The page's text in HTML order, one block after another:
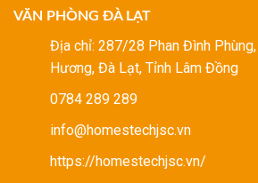
VĂN PHÒNG ĐÀ LẠT
Địa chỉ: 287/28 Phan Đình
Hương, Đà Lạt, Tỉnh Lâm Đồng
0784 289 289
info@homestechjsc.vn
https://homestechjsc.vn/